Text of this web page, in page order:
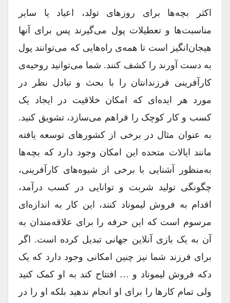
اکثر بچه‌ها برای روزهای تولد، اعیاد یا سایر
مناسبت‌ها و تعطیلات پول می‌گیرند پس برای آنها
هیجان‌انگیز است تا همه‌ی راه‌هایی که می‌توانند پول
به دست آورند را کشف کنند. شما می‌توانید روحیه‌ی
کارآفرینی فرزندانتان را با بحث و تبادل نظر در
مورد هر ایده‌ای که امکان خلاقیت در ایجاد یک
کسب و کار کوچک را فراهم می‌سازد، تشویق کنید.
به عنوان مثال در برخی از کشورهای توسعه یافته
مانند ایالات متحده این امکان وجود دارد که بچه‌ها
به‌منظور آشنایی با برخی از شیوه‌های کارآفرینی،
چگونگی تولید شربت و توانایی در کسب درآمد،
اقدام به فروش لیموناد کنند، این کار به اندازه‌ای
مرسوم است که این حرفه را برای علاقه‌مندان به
آن به یک بازی آنلاین جهانی تبدیل کرده است. اگر
برای فرزند شما نیز چنین امکانی وجود دارد که یک
دکه فروش لیموناد و … افتتاح کند به او کمک کنید
ولی تمام کارها را برای او انجام ندهید بلکه او را در